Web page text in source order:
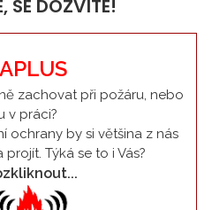
SE DOZVÍTE!
zachovat při požáru, nebo
v práci?
ochrany by si většina z nás
Týká se to i Vás?